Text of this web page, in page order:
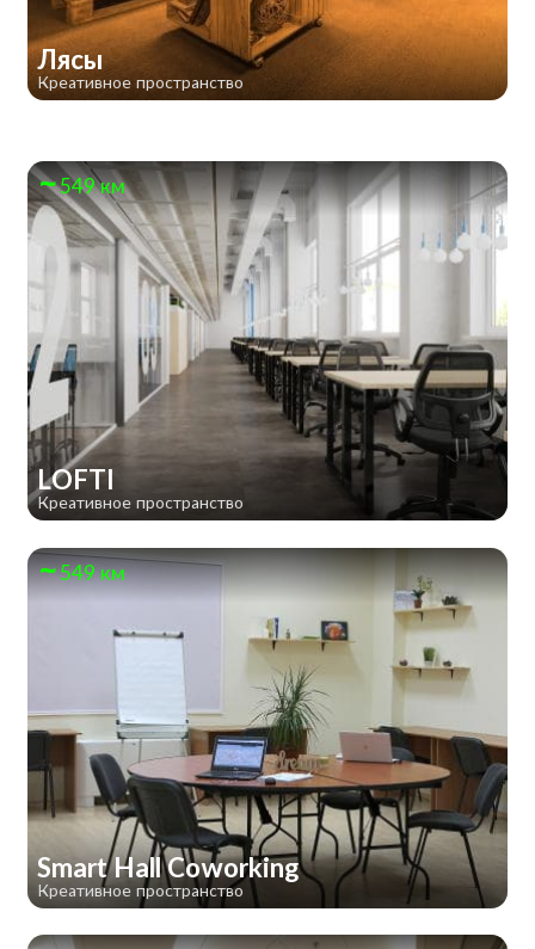
Лясы
Креативное пространство
549 км
LOFTI
Креативное пространство
549 км
Smart Hall Сoworking
Креативное пространство